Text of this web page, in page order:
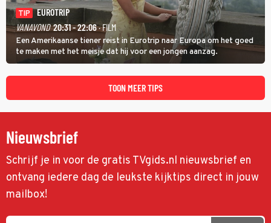
TIP
EUROTRIP
VANAVOND 20:31 - 22:06· FILM
Een Amerikaanse tiener reist in Eurotrip naar Europa om het goed
te maken met het meisje dat hij voor een jongen aanzag.
TOON MEER TIPS
Nieuwsbrief
Schrijf je in voor de gratis TVgids.nl nieuwsbrief en
ontvang iedere dag de leukste kijktips direct in jouw
mailbox!